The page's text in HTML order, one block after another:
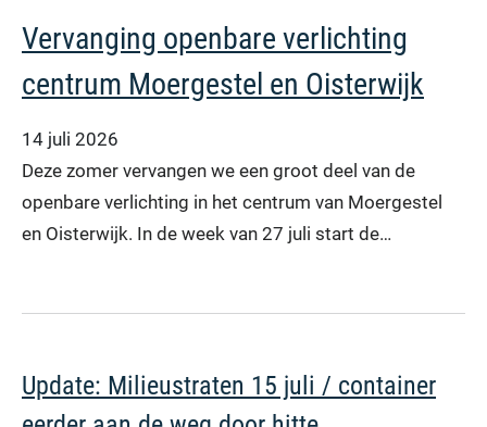
Vervanging openbare verlichting
centrum Moergestel en Oisterwijk
14 juli 2026
Deze zomer vervangen we een groot deel van de
openbare verlichting in het centrum van Moergestel
en Oisterwijk. In de week van 27 juli start de…
Update: Milieustraten 15 juli / container